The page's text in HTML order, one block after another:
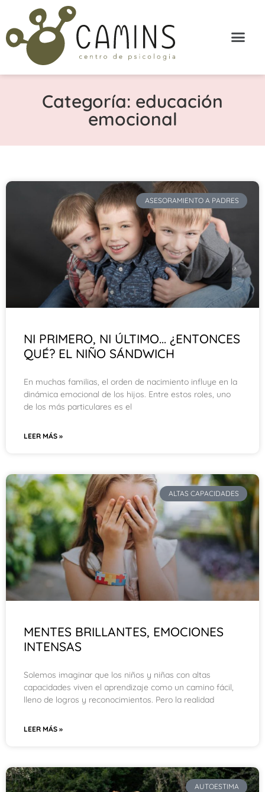
Categoría: educación
emocional
ASESORAMIENTO A PADRES
NI PRIMERO, NI ÚLTIMO… ¿ENTONCES
QUÉ? EL NIÑO SÁNDWICH
En muchas familias, el orden de nacimiento influye en la
dinámica emocional de los hijos. Entre estos roles, uno
de los más particulares es el
LEER MÁS »
ALTAS CAPACIDADES
MENTES BRILLANTES, EMOCIONES
INTENSAS
Solemos imaginar que los niños y niñas con altas
capacidades viven el aprendizaje como un camino fácil,
lleno de logros y reconocimientos. Pero la realidad
LEER MÁS »
AUTOESTIMA